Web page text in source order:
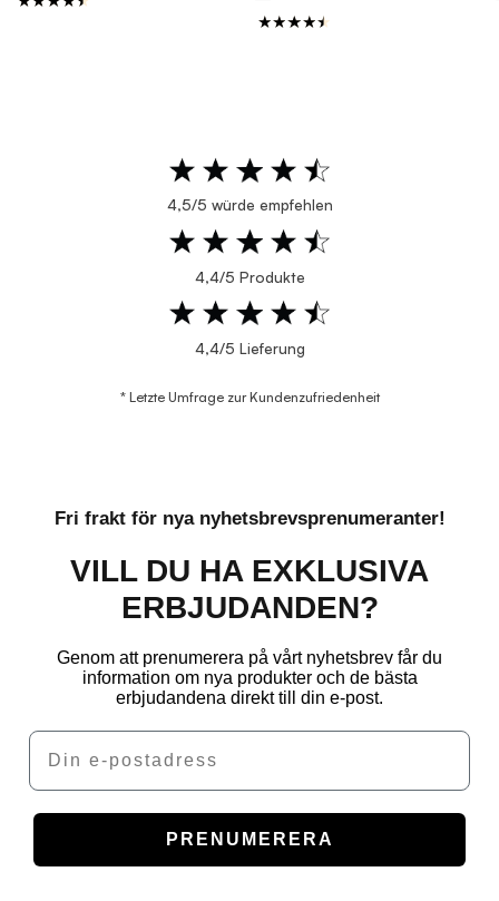
4,5/5 würde empfehlen
4,4/5 Produkte
4,4/5 Lieferung
* Letzte Umfrage zur Kundenzufriedenheit
Fri frakt för nya nyhetsbrevsprenumeranter!
VILL DU HA EXKLUSIVA
ERBJUDANDEN?
Genom att prenumerera på vårt nyhetsbrev får du
information om nya produkter och de bästa
erbjudandena direkt till din e-post.
Email
PRENUMERERA